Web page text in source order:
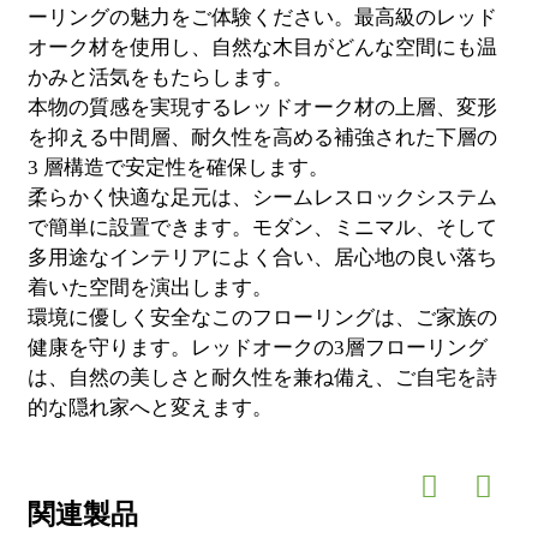
ーリングの魅力をご体験ください。最高級のレッド
オーク材を使用し、自然な木目がどんな空間にも温
かみと活気をもたらします。
本物の質感を実現するレッドオーク材の上層、変形
を抑える中間層、耐久性を高める補強された下層の
3 層構造で安定性を確保します。
柔らかく快適な足元は、シームレスロックシステム
で簡単に設置できます。モダン、ミニマル、そして
多用途なインテリアによく合い、居心地の良い落ち
着いた空間を演出します。
環境に優しく安全なこのフローリングは、ご​​家族の
健康を守ります。レッドオークの3層フローリング
は、自然の美しさと耐久性を兼ね備え、ご自宅を詩
的な隠れ家へと変えます。
関連製品